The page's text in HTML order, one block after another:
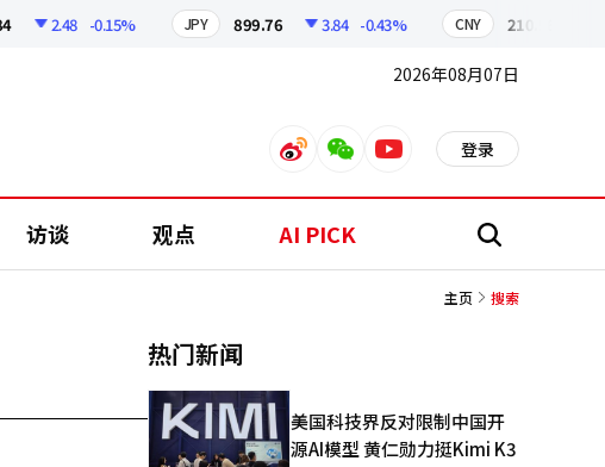
2.48 -0.15% JPY 899.76 3.84 -0.43% CNY 210.96
2026年08月07日
weiboweixinyoutube 登录
访谈 观点 AI PICK 搜
主页 搜索
热门新闻
美国科技界反对限制中国开
源AI模型 黄仁勋力挺Kimi K3